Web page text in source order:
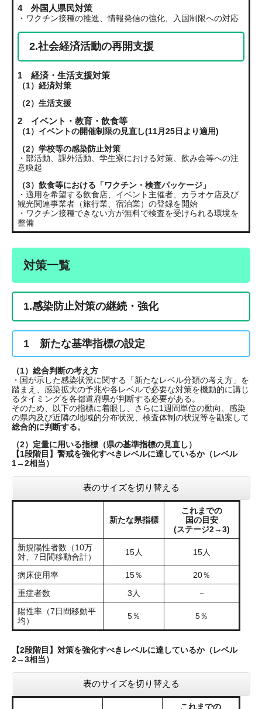
4 外国人県民対策
・ワクチン接種の推進、情報発信の強化、入国制限への対応
2.社会経済活動の再開支援
1 経済・生活支援対策
（1）経済対策
（2）生活支援
2 イベント・教育・飲食等
（1）イベントの開催制限の見直し(11月25日より適用)
（2）学校等の感染防止対策
・部活動、課外活動、学生寮における対策、飲み会等への注
意喚起
（3）飲食等における「ワクチン・検査パッケージ」
・適用を希望する飲食店、イベント主催者、カラオケ店及び
観光関連事業者（旅行業、宿泊業）の登録を開始
・ワクチン接種できない方が無料で検査を受けられる環境を
整備
対策一覧
1.感染防止対策の継続・強化
1 新たな基準指標の設定
（1）総合判断の考え方
・国が示した感染状況に関する「新たなレベル分類の考え方」を
踏まえ、感染拡大の予兆や各レベルで必要な対策を機動的に講じ
るタイミングを各都道府県が判断する必要がある。
そのため、以下の指標に着眼し、さらに1週間単位の動向、感染
の県内及び近隣の地域的分布状況、検査体制の状況等を勘案して
総合的に判断する。
（2）定量に用いる指標（県の基準指標の見直し）
【1段階目】警戒を強化すべきレベルに達しているか（レベル
1→2相当）
表のサイズを切り替える
新たな県指標
これまでの
国の目安
(ステージ2→3)
新規陽性者数（10万
対、7日間移動合計）
15人 15人
病床使用率 15％
20％
重症者数
3人
－
陽性率（7日間移動平
均）
5％ 5％
【2段階目】対策を強化すべきレベルに達しているか（レベル
2→3相当）
表のサイズを切り替える
これまでの